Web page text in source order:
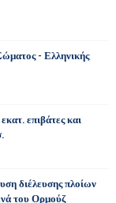
- Ελληνικής
επιβάτες και
διέλευσης πλοίων
του Ορμούζ